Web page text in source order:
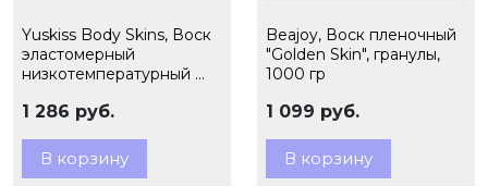
Yuskiss Body Skins, Воск
эластомерный
низкотемпературный №
1 286 руб.
В корзину
Beajoy, Воск пленочный
"Golden Skin", гранулы,
1000 гр
1 099 руб.
В корзину